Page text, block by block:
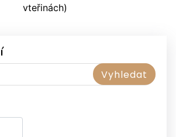
vteřinách)